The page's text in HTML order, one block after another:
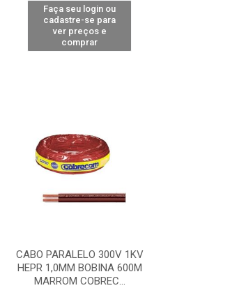
Faça seu login ou
cadastre-se para
ver preços e
comprar
CABO PARALELO 300V 1KV
HEPR 1,0MM BOBINA 600M
MARROM COBREC...